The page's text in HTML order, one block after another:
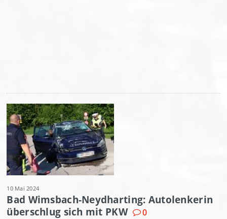
10 Mai 2024
Bad Wimsbach-Neydharting: Autolenkerin
überschlug sich mit PKW
0